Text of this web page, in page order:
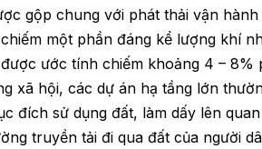
gộp chung với phát thải vận
một phần đáng kể lượng khí
ước tính chiếm khoảng 4 – 8%
xã hội, các dự án hạ tầng lớn
đích sử dụng đất, làm dấy lên
truyền tải đi qua đất của người